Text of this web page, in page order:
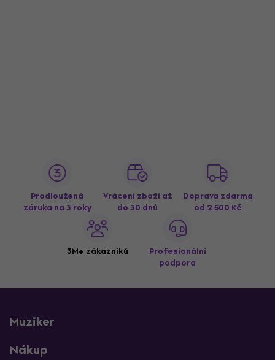
Prodloužená
záruka na 3 roky
Vrácení zboží až
do 30 dnů
Doprava zdarma
od 2 500 Kč
3M+ zákazníků
Profesionální
podpora
Muziker
Nákup